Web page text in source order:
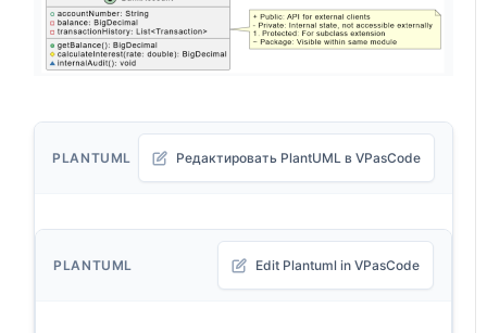
PLANTUML Редактировать PlantUML в VPasCode
PLANTUML Edit Plantuml in VPasCode